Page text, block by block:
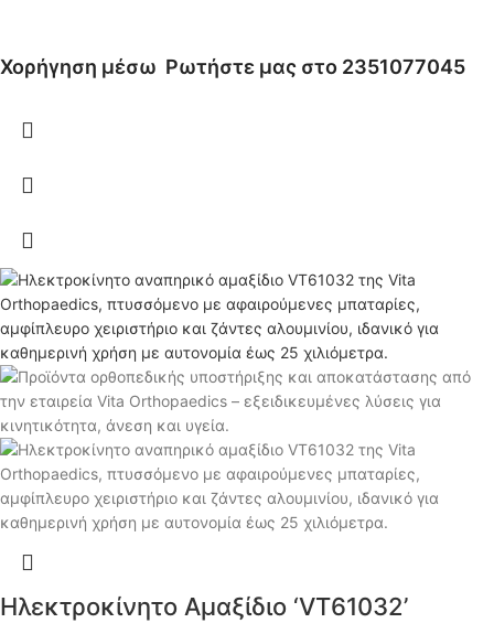
Χορήγηση μέσω Ρωτήστε μας στο 2351077045
Ηλεκτροκίνητο Αμαξίδιο ‘VT61032’